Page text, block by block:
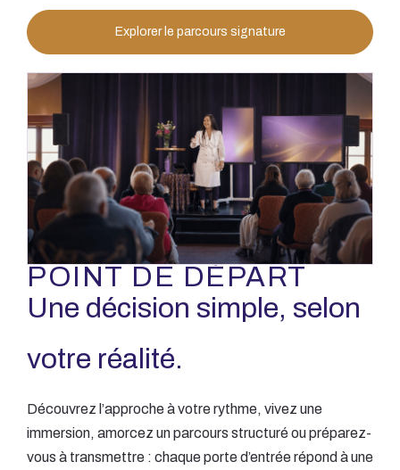
Explorer le parcours signature
CHOISISSEZ VOTRE
POINT DE DÉPART
Une décision simple, selon
votre réalité.
Découvrez l’approche à votre rythme, vivez une
immersion, amorcez un parcours structuré ou préparez-
vous à transmettre : chaque porte d’entrée répond à une